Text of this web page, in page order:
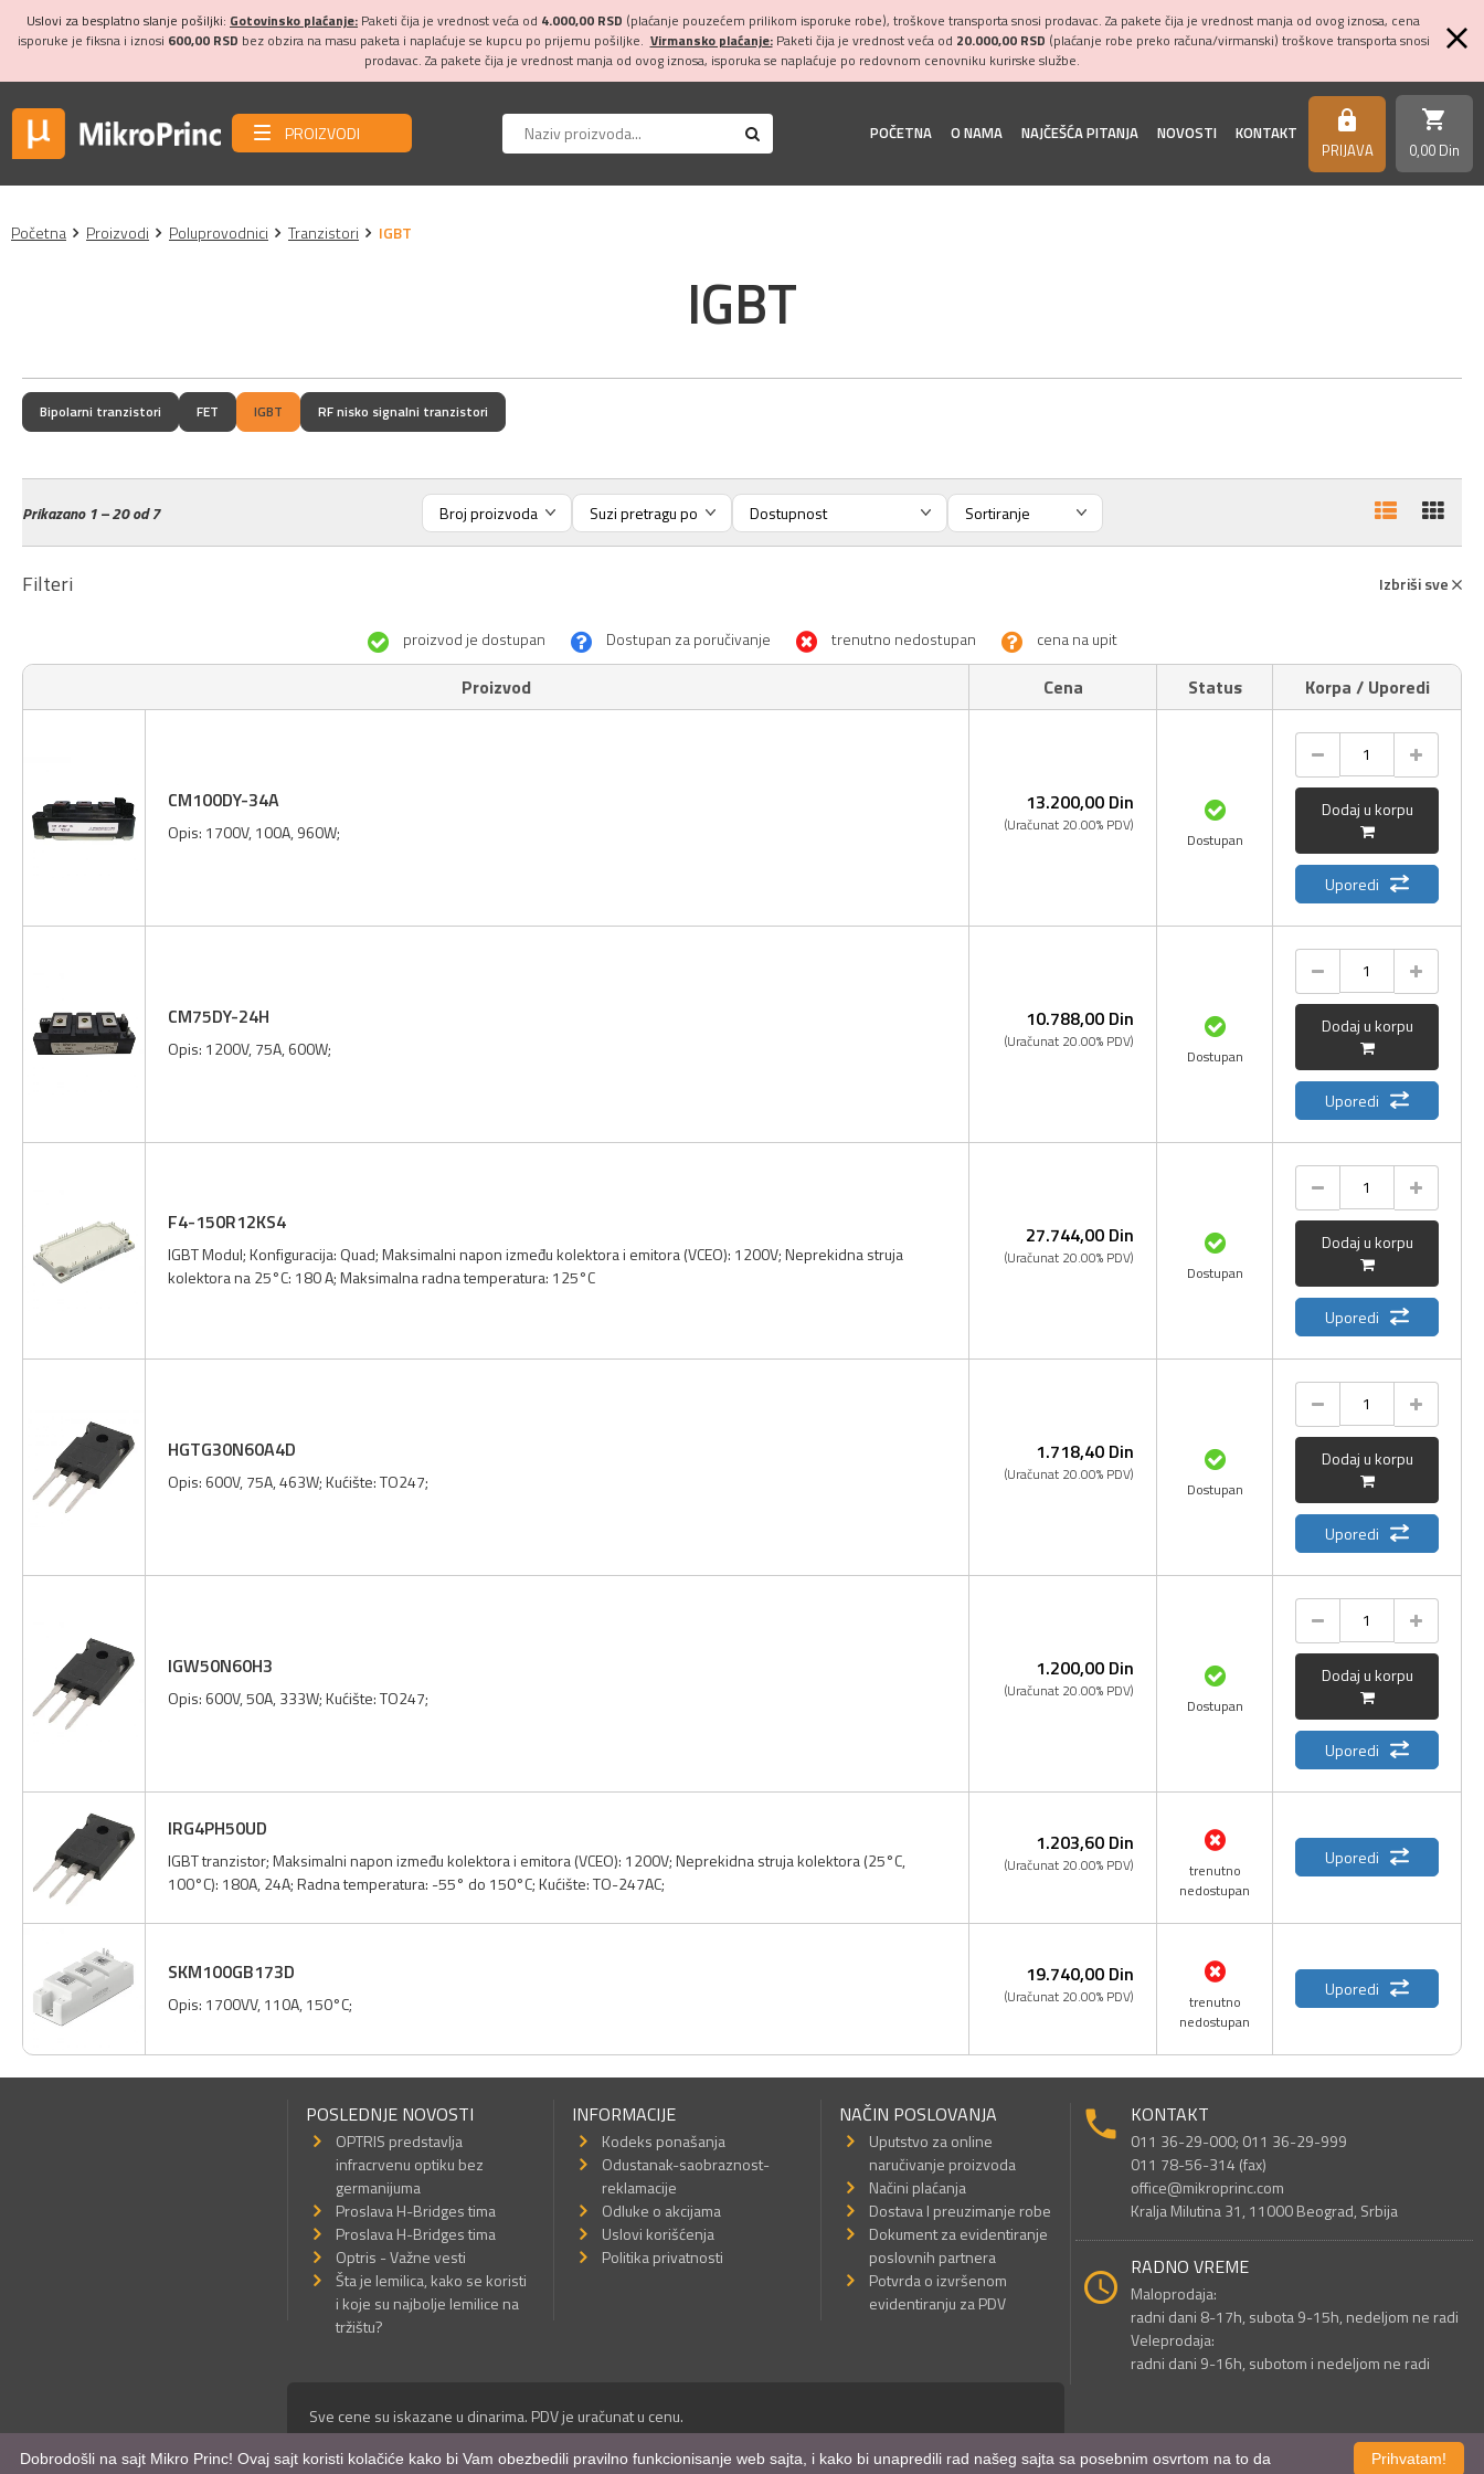
Uslovi za besplatno slanje pošiljki: Gotovinsko plaćanje: Paketi čija je vrednost veća od 4.000,00 RSD (plaćanje pouzećem prilikom isporuke robe), troškove transporta snosi prodavac. Za pakete čija je vrednost manja od ovog iznosa, cena
isporuke je fiksna i iznosi 600,00 RSD bez obzira na masu paketa i naplaćuje se kupcu po prijemu pošiljke. Virmansko plaćanje:Paketi čija je vrednost veća od 20.000,00 RSD (plaćanje robe preko računa/virmanski) troškove transporta snosi
prodavac. Za pakete čija je vrednost manja od ovog iznosa, isporuka se naplaćuje po redovnom cenovniku kurirske službe.
PROIZVODI POČETNA O NAMA NAJČEŠĆA PITANJA NOVOSTI KONTAKT https
PRIJAVA
shopping_cart
0,00 Din
Početna Proizvodi Poluprovodnici Tranzistori IGBT
IGBT
Bipolarni tranzistori FET IGBT RF nisko signalni tranzistori
Prikazano1 – 20 od 7
Filteri Izbriši sve
proizvod je dostupan Dostupan za poručivanje trenutno nedostupan cena na upit
Proizvod Cena Status Korpa / Uporedi
CM100DY-34A
Opis: 1700V, 100A, 960W;
13.200,00 Din
(Uračunat 20.00% PDV)
Dostupan
Dodaj u korpu
Uporedi
CM75DY-24H
Opis: 1200V, 75A, 600W;
10.788,00 Din
(Uračunat 20.00% PDV)
Dostupan
Dodaj u korpu
Uporedi
F4-150R12KS4
IGBT Modul; Konfiguracija: Quad; Maksimalni napon između kolektora i emitora (VCEO): 1200V; Neprekidna struja
kolektora na 25°C: 180 A; Maksimalna radna temperatura: 125°C
27.744,00 Din
(Uračunat 20.00% PDV)
Dostupan
Dodaj u korpu
Uporedi
HGTG30N60A4D
Opis: 600V, 75A, 463W; Kućište: TO247;
1.718,40 Din
(Uračunat 20.00% PDV)
Dostupan
Dodaj u korpu
Uporedi
IGW50N60H3
Opis: 600V, 50A, 333W; Kućište: TO247;
1.200,00 Din
(Uračunat 20.00% PDV)
Dostupan
Dodaj u korpu
Uporedi
IRG4PH50UD
IGBT tranzistor; Maksimalni napon između kolektora i emitora (VCEO): 1200V; Neprekidna struja kolektora (25°C,
100°C): 180A, 24A; Radna temperatura: -55° do 150°C; Kućište: TO-247AC;
1.203,60 Din
(Uračunat 20.00% PDV)
trenutno
nedostupan
Uporedi
SKM100GB173D
Opis: 1700VV, 110A, 150°C;
19.740,00 Din
(Uračunat 20.00% PDV)
trenutno
nedostupan
Uporedi
POSLEDNJE NOVOSTI
OPTRIS predstavlja
infracrvenu optiku bez
germanijuma
Proslava H-Bridges tima
Proslava H-Bridges tima
Optris - Važne vesti
Šta je lemilica, kako se koristi
i koje su najbolje lemilice na
tržištu?
INFORMACIJE
Kodeks ponašanja
Odustanak-saobraznost-
reklamacije
Odluke o akcijama
Uslovi korišćenja
Politika privatnosti
NAČIN POSLOVANJA
Uputstvo za online
naručivanje proizvoda
Načini plaćanja
Dostava I preuzimanje robe
Dokument za evidentiranje
poslovnih partnera
Potvrda o izvršenom
evidentiranju za PDV
KONTAKT
011 36-29-000; 011 36-29-999
011 78-56-314 (fax)
office@mikroprinc.com
Kralja Milutina 31, 11000 Beograd, Srbija
RADNO VREME
Maloprodaja:
radni dani 8-17h, subota 9-15h, nedeljom ne radi
Veleprodaja:
radni dani 9-16h, subotom i nedeljom ne radi
Sve cene su iskazane u dinarima. PDV je uračunat u cenu.
© Mikro Princ 1999 - 2026. Sva prava su zadržana.
Kreirao*nbgcreator |Izdrada Internet prodavnice,Izrada sajtaimobilnih aplikacijai SEO optimizacija Prihvatam!
Dobrodošli na sajt Mikro Princ! Ovaj sajt koristi kolačiće kako bi Vam obezbedili pravilno funkcionisanje web sajta, i kako bi unapredili rad našeg sajta sa posebnim osvrtom na to da